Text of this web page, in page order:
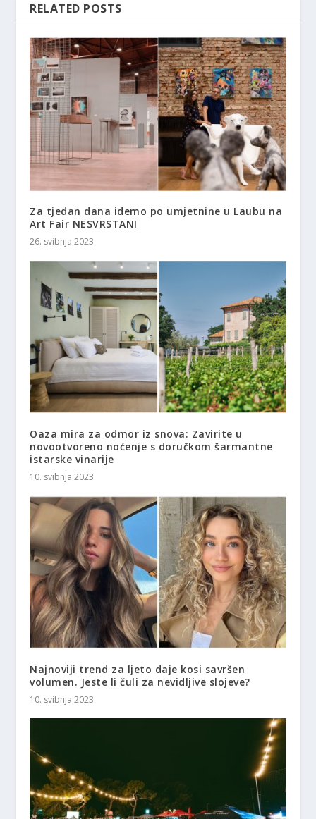
RELATED POSTS
Za tjedan dana idemo po umjetnine u Laubu na
Art Fair NESVRSTANI
26. svibnja 2023.
Oaza mira za odmor iz snova: Zavirite u
novootvoreno noćenje s doručkom šarmantne
istarske vinarije
10. svibnja 2023.
Najnoviji trend za ljeto daje kosi savršen
volumen. Jeste li čuli za nevidljive slojeve?
10. svibnja 2023.